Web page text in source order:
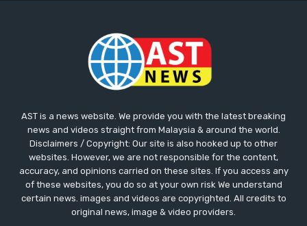
AST is a news website. We provide you with the latest breaking
news and videos straight from Malaysia & around the world.
Disclaimers / Copyright: Our site is also hooked up to other
websites. However, we are not responsible for the content,
accuracy, and opinions carried on these sites. If you access any
of these websites, you do so at your own risk We understand
certain news. images and videos are copyrighted. All credits to
original news, image & video providers.